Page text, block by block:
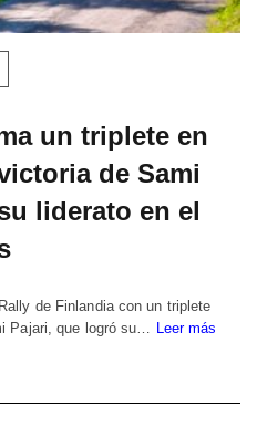
un triplete en
de Sami
liderato en el
de Finlandia con un triplete
Pajari, que logró su… Leer más